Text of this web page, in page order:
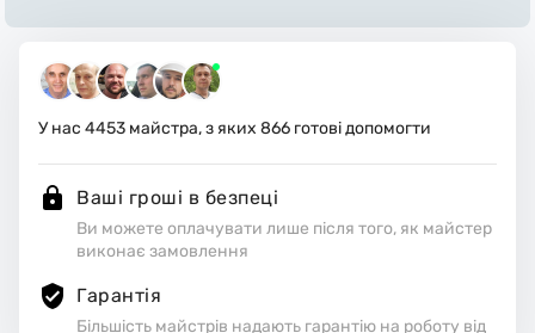
еріали. Виконавці стежать за чистотою та прибирають робо
че місце.
У нас 4453 майстра, з яких 866 готові допомогти
Ваші гроші в безпеці
Ви можете оплачувати лише після того, як майстер
виконає замовлення
Гарантія
Більшість майстрів надають гарантію на роботу від